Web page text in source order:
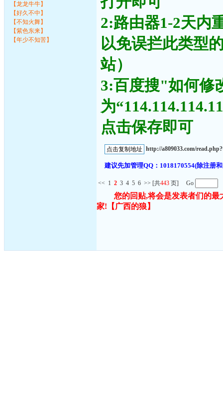
【龙龙牛牛】
【好久不中】
【不知火舞】
【紫色东来】
【年少不知苦】
2:路由器1-2天内
以免误拦此类型
站）
3:百度搜"如何修
为
点击保存即可
http://a809033.com/
建议先加管理QQ：1018170554(除注册
<< 1 2 3 4 5 6 >> [共443 页] Go
您的回贴,将会是发表者们的
家! 【广西的狼】